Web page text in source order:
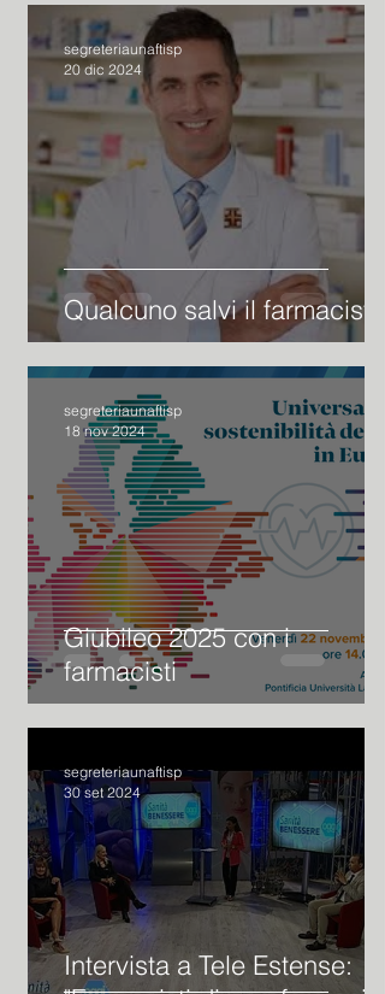
Qualcuno salvi il farmacista
segreteriaunaftisp
20 dic 2024
Giubileo 2025 con i
farmacisti
segreteriaunaftisp
18 nov 2024
Intervista a Tele Estense:
segreteriaunaftisp
30 set 2024